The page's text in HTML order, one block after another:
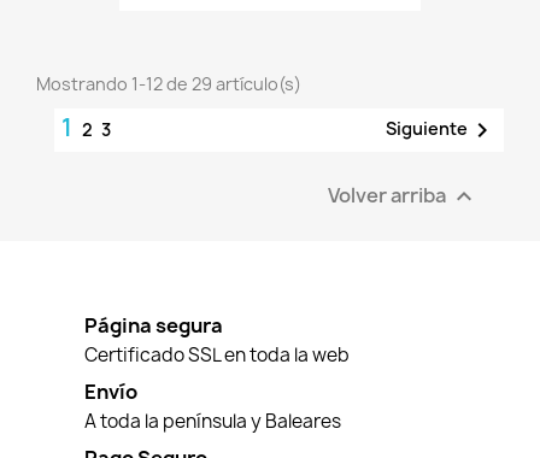
Mostrando 1-12 de 29 artículo(s)
1 2 3 Siguiente 
Volver arriba 
Página segura
Certificado SSL en toda la web
Envío
A toda la península y Baleares